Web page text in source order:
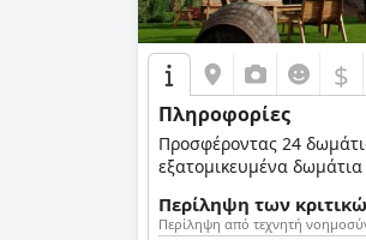
$
Πληροφορίες
Προσφέροντας 24
εξατομικευμένα δωμάτια
Περίληψη των
Περίληψη από τεχνητή